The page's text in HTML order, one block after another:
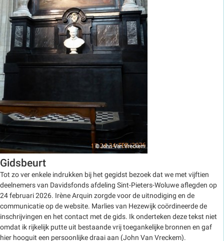
Gidsbeurt
Tot zo ver enkele indrukken bij het gegidst bezoek dat we met vijftien
deelnemers van Davidsfonds afdeling Sint-Pieters-Woluwe aflegden op
24 februari 2026. Irène Arquin zorgde voor de uitnodiging en de
communicatie op de website. Marlies van Hezewijk coördineerde de
inschrijvingen en het contact met de gids. Ik onderteken deze tekst niet
omdat ik rijkelijk putte uit bestaande vrij toegankelijke bronnen en gaf
hier hooguit een persoonlijke draai aan (John Van Vreckem).